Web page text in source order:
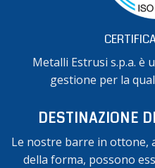
Metalli Estrusi s.p.a. è
gestione per la
DESTINAZIONE
Le nostre barre in ottone,
della forma, possono